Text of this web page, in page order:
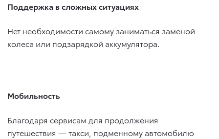
Поддержка в сложных ситуациях
Нет необходимости самому заниматься заменой
колеса или подзарядкой аккумулятора.
Мобильность
Благодаря сервисам для продолжения
путешествия — такси, подменному автомобилю